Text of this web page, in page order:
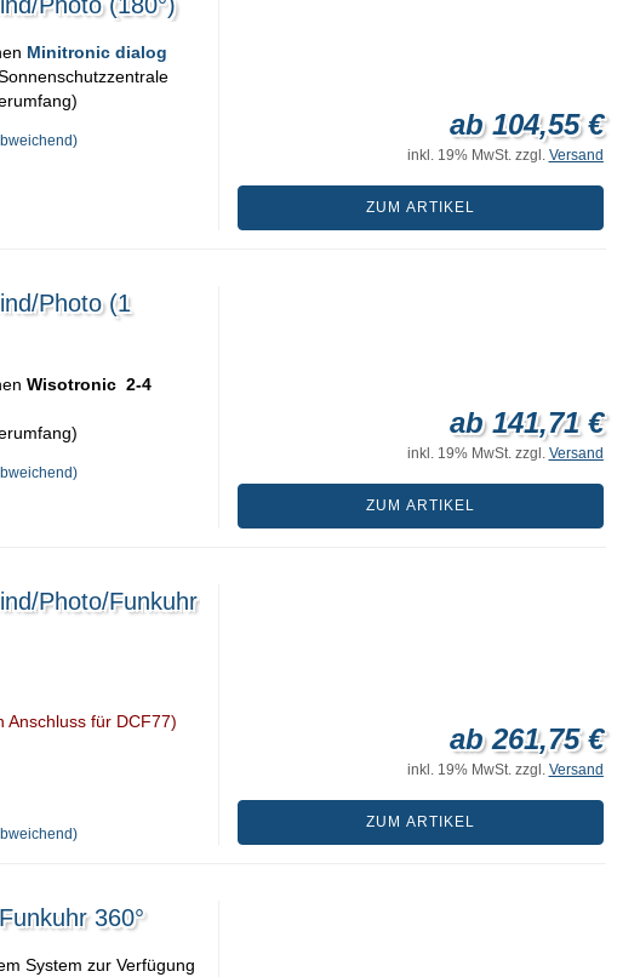
Minitronic dialog
ab 104,55 €
inkl. 19% MwSt. zzgl. Versand
ZUM ARTIKEL
Photo (1
Wisotronic 2-4
ab 141,71 €
inkl. 19% MwSt. zzgl. Versand
ZUM ARTIKEL
Photo/Funkuhr
Anschluss für DCF77)
ab 261,75 €
inkl. 19% MwSt. zzgl. Versand
ZUM ARTIKEL
360°
System zur Verfügung